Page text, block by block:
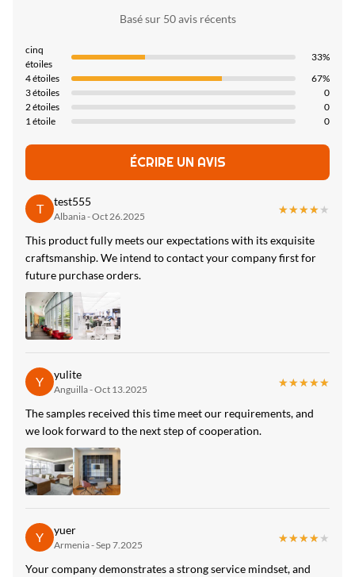
Estimation en bambou B du feu de panneau de fibres
agglomérées de charbon de bois
panneau de particules en bambou de charbon de bois de
1220*2800mm
Estimation en bambou B du feu de panneau de fibres
agglomérées de charbon de bois
Basé sur 50 avis récents
cinq
étoiles
33%
4 étoiles
67%
3 étoiles
0
2 étoiles
0
1 étoile
0
ÉCRIRE UN AVIS
T test555
Albania - Oct 26.2025
★★★★★
★★★★★
This product fully meets our expectations with its exquisite
craftsmanship. We intend to contact your company first for
future purchase orders.
Y yulite
Anguilla - Oct 13.2025
★★★★★
★★★★★
The samples received this time meet our requirements, and
we look forward to the next step of cooperation.
Y yuer
Armenia - Sep 7.2025
★★★★★
★★★★★
Your company demonstrates a strong service mindset, and